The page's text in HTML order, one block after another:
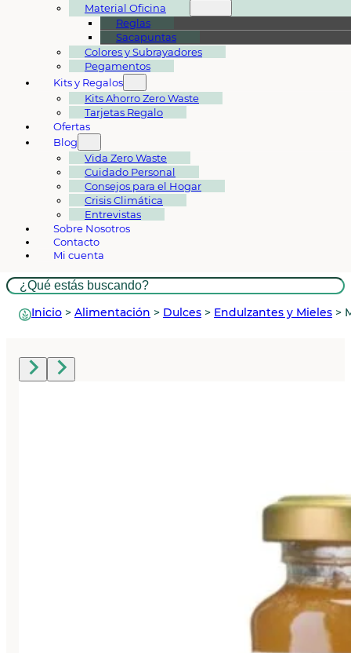
Material Oficina
Reglas
Sacapuntas
Colores y Subrayadores
Pegamentos
Kits y Regalos
Kits Ahorro Zero Waste
Tarjetas Regalo
Ofertas
Blog
Vida Zero Waste
Cuidado Personal
Consejos para el Hogar
Crisis Climática
Entrevistas
Sobre Nosotros
Contacto
Mi cuenta
Buscar
Inicio > Alimentación > Dulces > Endulzantes y Mieles >